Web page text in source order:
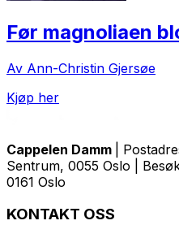
Før magnoliaen
Av Ann-Christin Gjersøe
Kjøp her
Cappelen Damm
|
Sentrum, 0055 Oslo |
0161 Oslo
KONTAKT OSS